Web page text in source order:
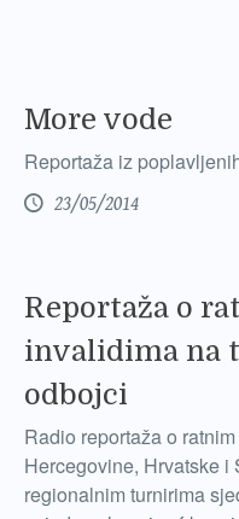
More vode
Reportaža iz
23/05/2014
Reportaža o
invalidima na
odbojci
Radio reportaža o
Hercegovine, Hrvatske
regionalnim turnirima